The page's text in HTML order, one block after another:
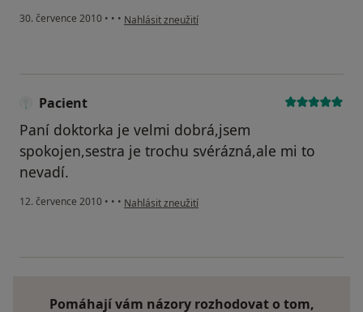
30. července 2010 • • • podle názoru uživatele Váš účet byl odstraněn
Nahlásit zneužití
Pacient
Paní doktorka je velmi dobrá,jsem
spokojen,sestra je trochu svérázná,ale mi to
nevadí.
12. července 2010 • • • podle názoru uživatele Pacient
Nahlásit zneužití
Pomáhají vám názory rozhodovat o tom,